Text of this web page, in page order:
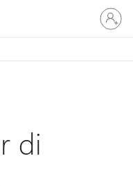
Masuk
ke
akun
di